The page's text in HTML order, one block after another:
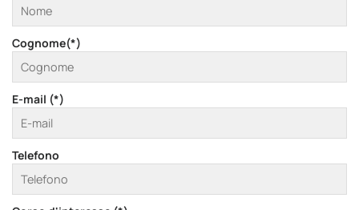
Cognome(*)
E-mail (*)
Telefono